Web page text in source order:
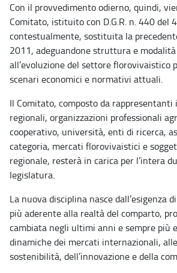
Con il provvedimento odierno, quindi,
Comitato, istituito con D.G.R. n. 440 del
contestualmente, sostituita la
2011, adeguandone struttura e
all’evoluzione del settore florovivaistico
scenari economici e normativi attuali.
Il Comitato, composto da
regionali, organizzazioni professionali
cooperativo, università, enti di ricerca,
categoria, mercati florovivaistici e
regionale, resterà in carica per l’intera
legislatura.
La nuova disciplina nasce dall’esigenza
più aderente alla realtà del comparto,
cambiata negli ultimi anni e sempre più
dinamiche dei mercati internazionali,
sostenibilità, dell’innovazione e della